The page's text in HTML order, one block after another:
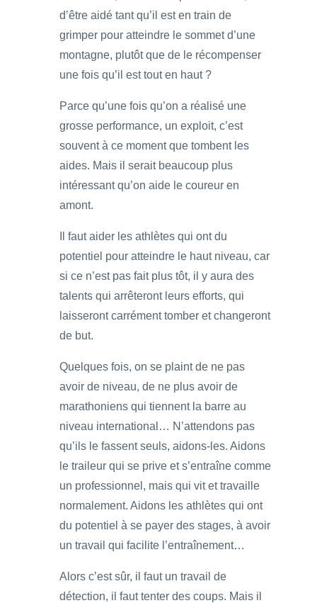
d’être aidé tant qu’il est en train de
grimper pour atteindre le sommet d’une
montagne, plutôt que de le récompenser
une fois qu’il est tout en haut ?
Parce qu’une fois qu’on a réalisé une
grosse performance, un exploit, c’est
souvent à ce moment que tombent les
aides. Mais il serait beaucoup plus
intéressant qu’on aide le coureur en
amont.
Il faut aider les athlètes qui ont du
potentiel pour atteindre le haut niveau, car
si ce n’est pas fait plus tôt, il y aura des
talents qui arrêteront leurs efforts, qui
laisseront carrément tomber et changeront
de but.
Quelques fois, on se plaint de ne pas
avoir de niveau, de ne plus avoir de
marathoniens qui tiennent la barre au
niveau international… N’attendons pas
qu’ils le fassent seuls, aidons-les. Aidons
le traileur qui se prive et s’entraîne comme
un professionnel, mais qui vit et travaille
normalement. Aidons les athlètes qui ont
du potentiel à se payer des stages, à avoir
un travail qui facilite l’entraînement…
Alors c’est sûr, il faut un travail de
détection, il faut tenter des coups. Mais il